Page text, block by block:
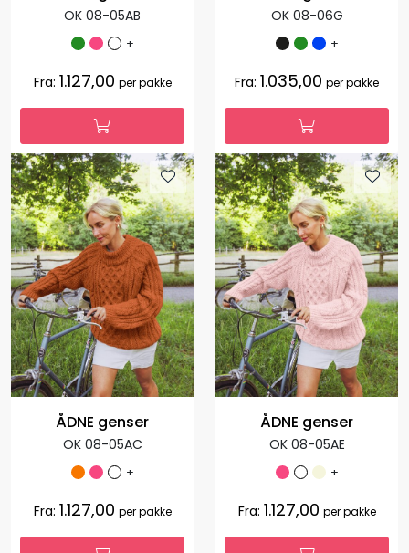
OK 08-05AB
+
Fra: 1.127,00 per pakke
OK 08-06G
+
Fra: 1.035,00 per pakke
ÅDNE genser
OK 08-05AC
+
Fra: 1.127,00 per pakke
ÅDNE genser
OK 08-05AE
+
Fra: 1.127,00 per pakke